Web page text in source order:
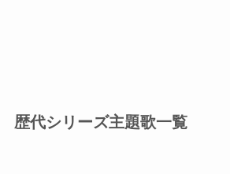
歴代シリーズ主題歌一覧